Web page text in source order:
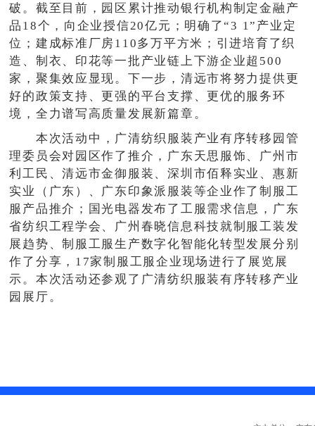
破。截至目前，园区累计推动银行机构制定金融产
品18个，向企业授信20亿元；明确了“3 1”产业定
位；建成标准厂房110多万平方米；引进培育了织
造、制衣、印花等一批产业链上下游企业超500
家，聚集效应显现。下一步，清远市将努力提供更
好的政策支持、更强的平台支撑、更优的服务环
境，全力谱写高质量发展新篇章。
本次活动中，广清纺织服装产业有序转移园管
理委员会对园区作了推介，广东天思服饰、广州市
利工民、清远市金御服装、深圳市佰释实业、惠新
实业（广东）、广东印象派服装等企业作了制服工
服产品推介；国光电器发布了工服需求信息，广东
省纺织工程学会、广州春晓信息科技就制服工装发
展趋势、制服工服生产数字化智能化转型发展分别
作了分享，17家制服工服企业现场进行了展览展
示。本次活动还参观了广清纺织服装有序转移产业
园展厅。